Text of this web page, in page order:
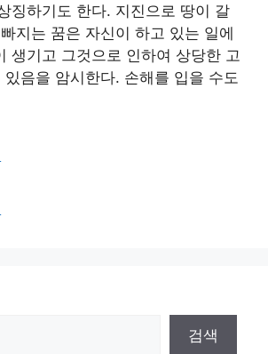
징하기도 한다. 지진으로 땅이 갈
지는 꿈은 자신이 하고 있는 일에
생기고 그것으로 인하여 상당한 고
있음을 암시한다. 손해를 입을 수도
검색